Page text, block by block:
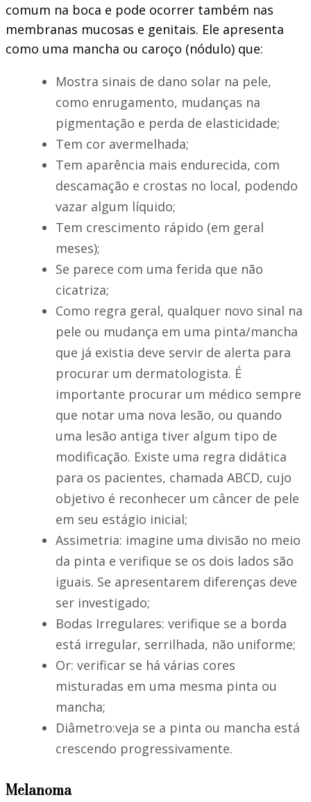
comum na boca e pode ocorrer também nas
membranas mucosas e genitais. Ele apresenta
como uma mancha ou caroço (nódulo) que:
Mostra sinais de dano solar na pele,
como enrugamento, mudanças na
pigmentação e perda de elasticidade;
Tem cor avermelhada;
Tem aparência mais endurecida, com
descamação e crostas no local, podendo
vazar algum líquido;
Tem crescimento rápido (em geral
meses);
Se parece com uma ferida que não
cicatriza;
Como regra geral, qualquer novo sinal na
pele ou mudança em uma pinta/mancha
que já existia deve servir de alerta para
procurar um dermatologista. É
importante procurar um médico sempre
que notar uma nova lesão, ou quando
uma lesão antiga tiver algum tipo de
modificação. Existe uma regra didática
para os pacientes, chamada ABCD, cujo
objetivo é reconhecer um câncer de pele
em seu estágio inicial;
Assimetria: imagine uma divisão no meio
da pinta e verifique se os dois lados são
iguais. Se apresentarem diferenças deve
ser investigado;
Bodas Irregulares: verifique se a borda
está irregular, serrilhada, não uniforme;
Or: verificar se há várias cores
misturadas em uma mesma pinta ou
mancha;
Diâmetro:veja se a pinta ou mancha está
crescendo progressivamente.
Melanoma